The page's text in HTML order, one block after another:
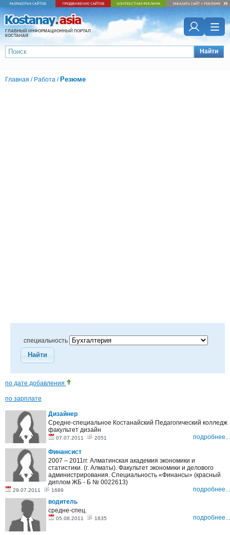
ГЛАВНЫЙ ИНФОРМАЦИОННЫЙ ПОРТАЛ
КОСТАНАЯ
Найти
Главная / Работа / Резюме
специальность
Найти
по дате добавления
по зарплате
Дизайнер
Средне-специальное Костанайский Педагогический колледж
факультет дизайн
07.07.2011 2051 подробнее...
Финансист
2007 – 2011гг. Алматинская академия экономики и
статистики. (г. Алматы). Факультет экономики и делового
администрирования. Специальность «Финансы» (красный
диплом ЖБ - Б № 0022613)
29.07.2011 1689
подробнее...
водитель
средне-спец.
05.08.2011 1635 подробнее...